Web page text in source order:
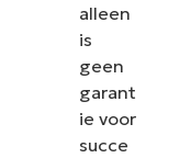
alleen
is
geen
garant
ie voor
succe